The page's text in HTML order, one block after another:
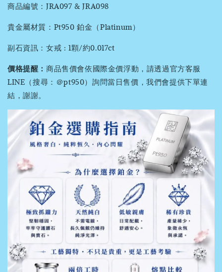
商品編號：JRA097 & JRA098
貴金屬材質：Pt950 鉑金（Platinum）
副石資訊：女戒 : 1顆/約0.017ct
價格提醒： 商品售價會依國際金價浮動，請透過官方客服
LINE（搜尋：＠pt950）詢問當日售價，我們會提供下單連
結，謝謝。